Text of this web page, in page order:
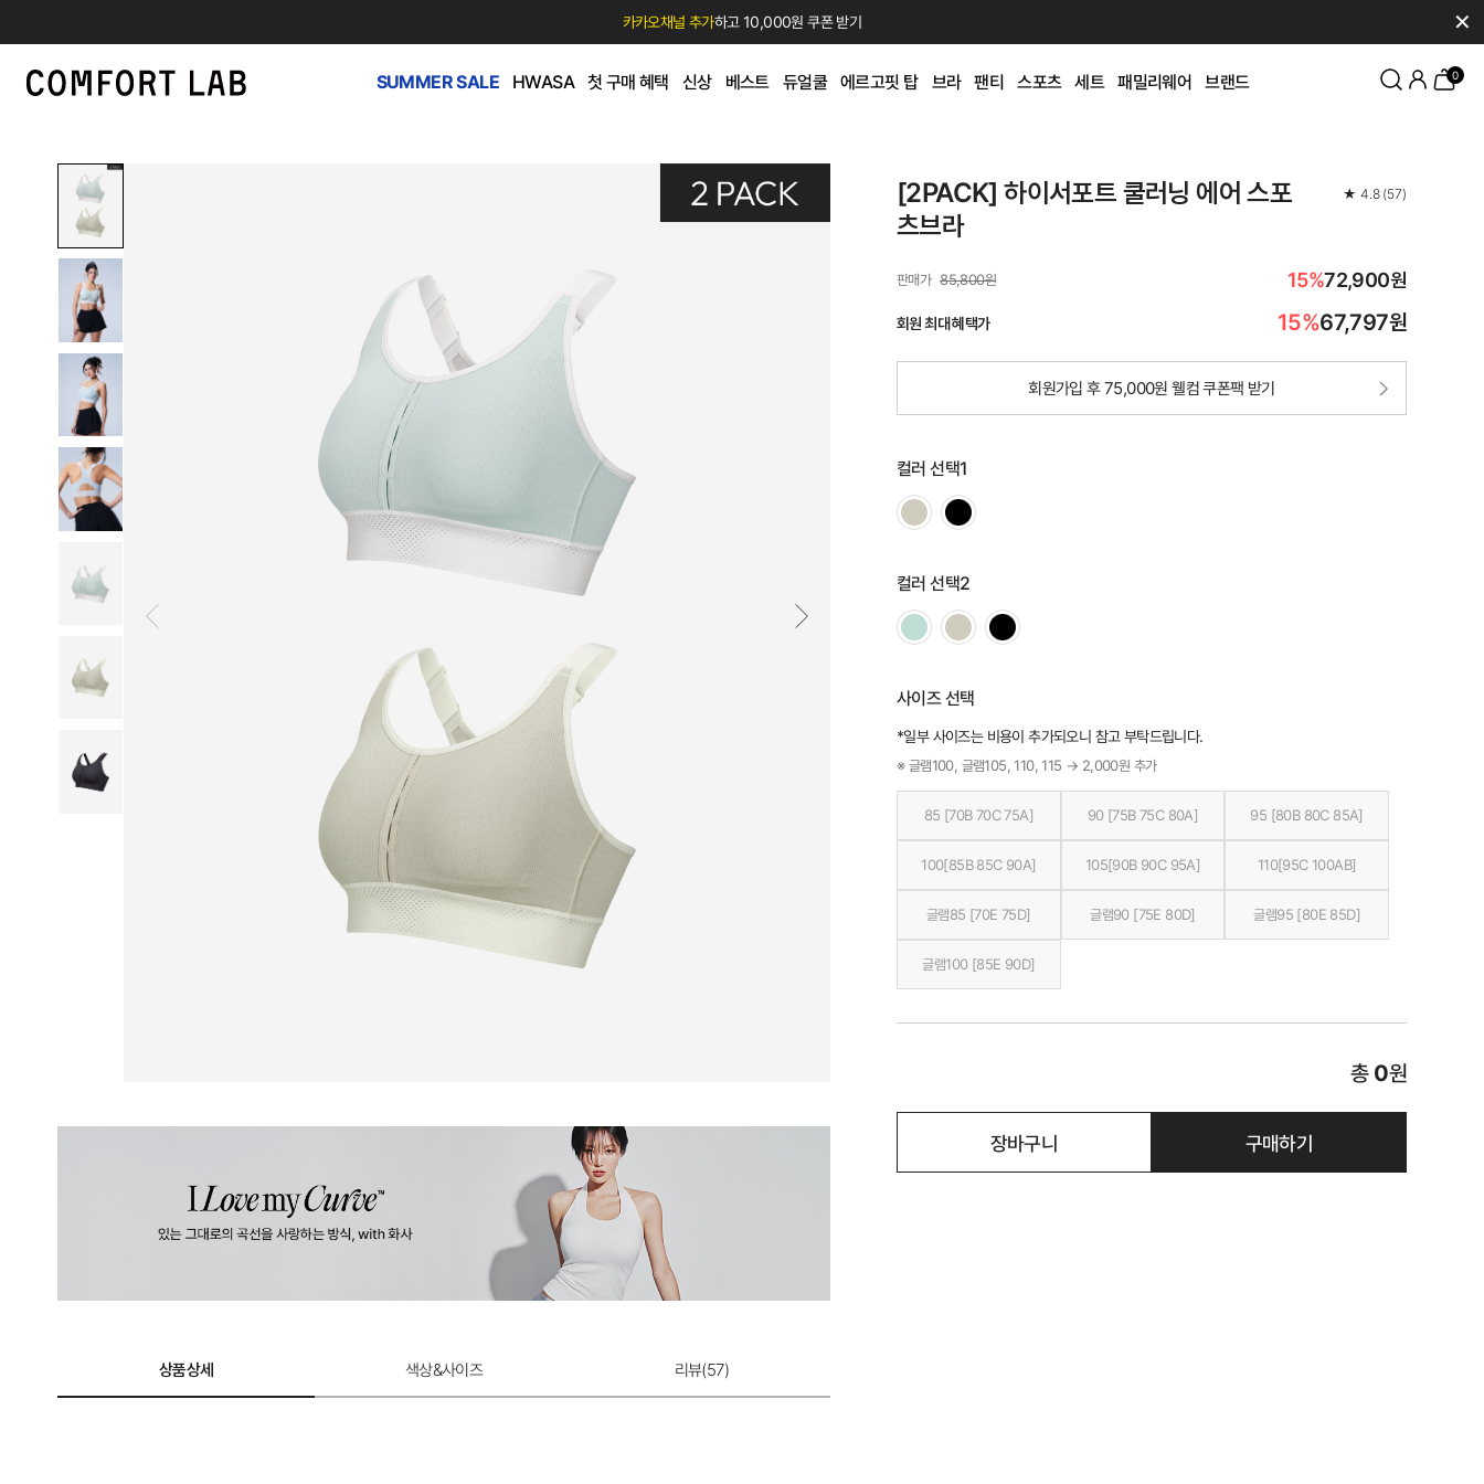
카카오채널 추가하고 10,000원 쿠폰 받기 ✕
SUMMER SALE HWASA 첫 구매 혜택 신상 베스트 듀얼쿨 에르고핏 탑 브라 팬티 스포츠 세트 패밀리웨어 브랜드 0
상품상세 색상&사이즈 리뷰(57)
[2PACK] 하이서포트 쿨러닝 에어 스포
츠브라
★ 4.8 (57)
85,800원 15%72,900원
회원 최대 혜택가 15%67,797원
회원가입 후 75,000원 웰컴 쿠폰팩 받기
컬러 선택1
컬러 선택2
사이즈 선택
*일부 사이즈는 비용이 추가되오니 참고 부탁드립니다.
※ 글램100, 글램105, 110, 115 → 2,000원 추가
85 [70B 70C 75A] 90 [75B 75C 80A] 95 [80B 80C 85A]
100[85B 85C 90A] 105[90B 90C 95A] 110[95C 100AB]
글램85 [70E 75D] 글램90 [75E 80D] 글램95 [80E 85D]
글램100 [85E 90D]
총 0원
장바구니 구매하기